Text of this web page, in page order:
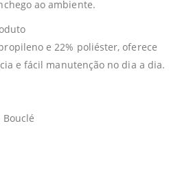
ao ambiente.
e 22% poliéster, oferece
e fácil manutenção no dia a dia.